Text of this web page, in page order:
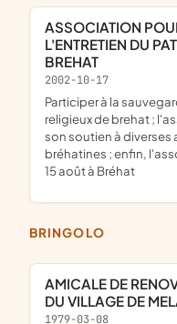
ASSOCIATION POUR LA SAUVEGARDE ET
L'ENTRETIEN DU
BREHAT
2002-10-17
participer à la sauvegarde et à l'entretien du patrimoine
religieux de brehat ;
son soutien à
bréhatines ; enfin,
15 août à Bréhat
BRINGOLO
AMICALE DE RENOVATION ET DE PROMOTION
DU VILLAGE DE
1979-03-08